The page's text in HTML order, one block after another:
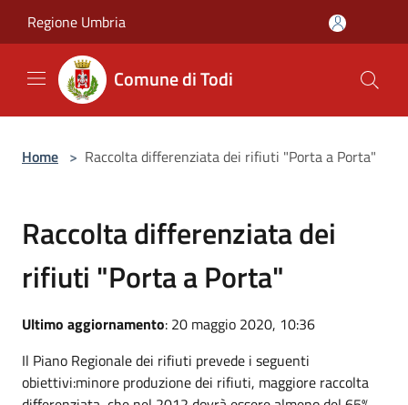
Regione Umbria
Comune di Todi
Home > Raccolta differenziata dei rifiuti "Porta a Porta"
Raccolta differenziata dei
rifiuti "Porta a Porta"
Ultimo aggiornamento: 20 maggio 2020, 10:36
Il Piano Regionale dei rifiuti prevede i seguenti
obiettivi:minore produzione dei rifiuti, maggiore raccolta